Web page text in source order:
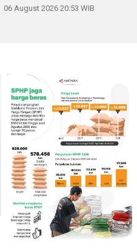
06 August 2026 20:53 WIB